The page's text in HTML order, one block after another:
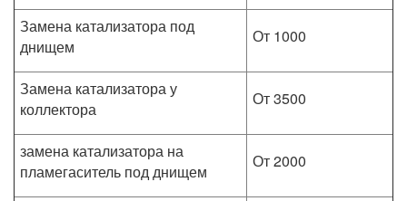
Замена катализатора под
днищем
От 1000
Замена катализатора у
коллектора
От 3500
замена катализатора на
пламегаситель под днищем
От 2000